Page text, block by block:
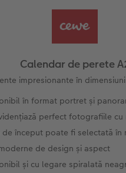
Exemplele clienților
CEWE FOTOCARTE Kids
CEWE FOTOCARTE Art
Accesorii
Nature Prints
Poster Premium
Fotografii standard
Cutii cu fotografii
Fotografie Aludibond
Fotografie pe Forex
Panou de întâmpinare
Baghete pentru poster
Hexxas
Rechizite școlare și de
Cutii de cadou
Textile
Art Prints
Povești CEWE
Idei de cadouri pentru
Călătorie
Nuntă
Calendar de perete
impresionante în
în format portret și
perfect fotografiile cu
de început poate fi selectată în
de design și aspect
și cu legare spiralată